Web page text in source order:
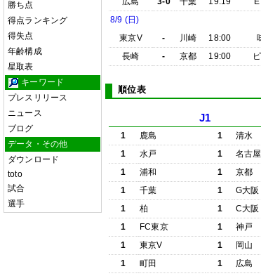
勝ち点
得点ランキング
得失点
年齢構成
星取表
キーワード
プレスリリース
ニュース
ブログ
データ・その他
ダウンロード
toto
試合
選手
8/9 (日)
東京V
- 川崎 18:00
長崎
- 京都 19:00
順位表
J1
1 鹿島 1
清水
1
水戸 1
名古屋
1
浦和 1
京都
1
千葉 1
G大阪
1
柏 1
C大阪
1
FC東京 1
神戸
1
東京V 1
岡山
1
町田 1
広島